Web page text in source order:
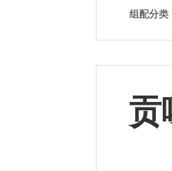
组配分类
贡